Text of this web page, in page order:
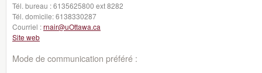
Tél. bureau :6135625800 ext 8282
Tél. domicile:6138330287
Courriel :rnair@uOttawa.ca
Site web
Mode de communication préféré :